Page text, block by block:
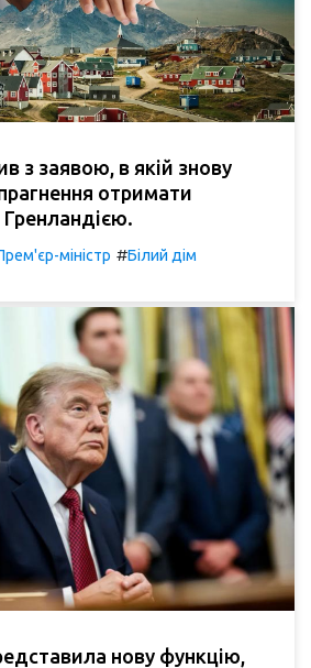
з заявою, в якій знову
отримати
міністр #Білий дім
нову функцію,